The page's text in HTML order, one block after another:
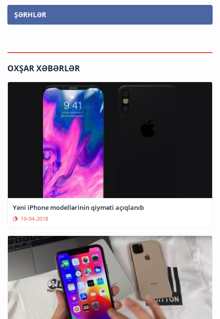
ŞƏRHLƏR
OXŞAR XƏBƏRLƏR
Yeni iPhone modellərinin qiyməti açıqlanıb
19-04-2018